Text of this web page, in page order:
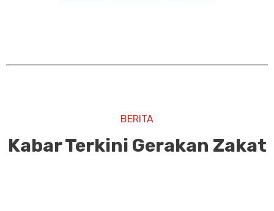
BERITA
Kabar Terkini Gerakan Zakat